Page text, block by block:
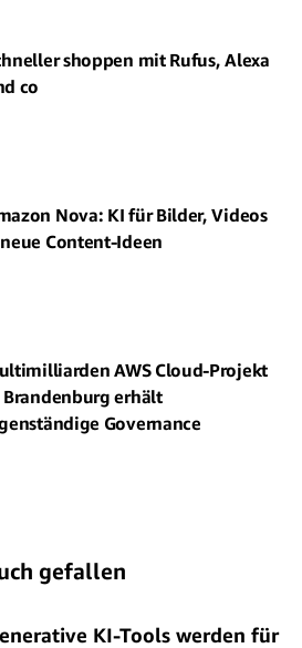
shoppen mit Rufus, Alexa
co
Nova: KI für Bilder, Videos
Content-Ideen
AWS Cloud-Projekt
Brandenburg erhält
Governance
gefallen
KI-Tools werden für